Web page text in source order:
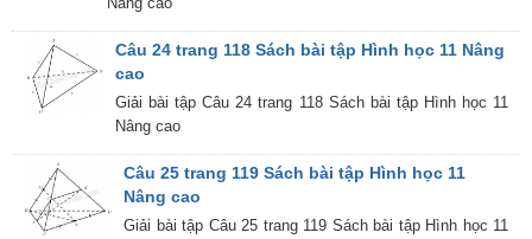
Câu 24 trang 118 Sách bài tập Hình học 11 Nâng
cao
Giải bài tập Câu 24 trang 118 Sách bài tập Hình học 11
Nâng cao
Câu 25 trang 119 Sách bài tập Hình học 11
Nâng cao
Giải bài tập Câu 25 trang 119 Sách bài tập Hình học 11